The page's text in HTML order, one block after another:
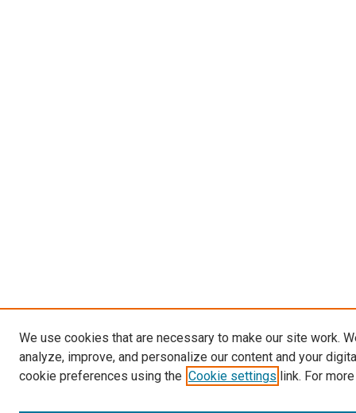
We use cookies that are necessary to make our site work.
analyze, improve, and personalize our content and your
cookie preferences using the Cookie settings link. For